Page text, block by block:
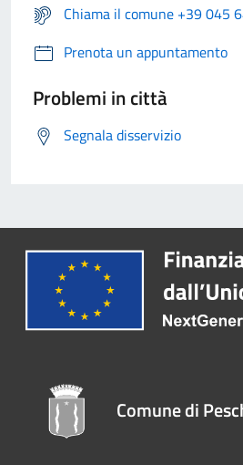
Chiama il comune +39 045
Prenota un appuntamento
Problemi in città
Segnala disservizio
Comune di